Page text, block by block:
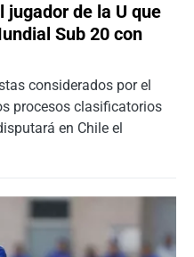
jugador de la U que
Sub 20 con
considerados por el
procesos clasificatorios
en Chile el